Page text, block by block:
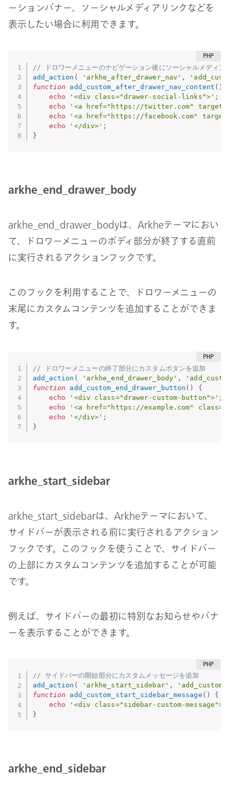
ーションバナー、ソーシャルメディアリンクなどを
表示したい場合に利用できます。
// ドロワーメニューのナビゲーション後にソーシャルメディア
add_action ( 'arkhe_after_drawer_nav' ,
function
add_custom_after_drawer_nav_content ( )
echo
'<div class="drawer-social-links">' ;
echo
'<a href="https://twitter.com"
echo
'<a href="https://facebook.com"
echo
'</div>' ;
}
arkhe_end_drawer_body
arkhe_end_drawer_bodyは、Arkheテーマにおい
て、ドロワーメニューのボディ部分が終了する直前
に実行されるアクションフックです。
このフックを利用することで、ドロワーメニューの
末尾にカスタムコンテンツを追加することができま
す。
// ドロワーメニューの終了部分にカスタムボタンを追加
add_action ( 'arkhe_end_drawer_body' ,
function
add_custom_end_drawer_button ( )
{
echo
'<div class="drawer-custom-button">' ;
echo
'<a href="https://example.com"
echo
'</div>' ;
}
arkhe_start_sidebar
arkhe_start_sidebarは、Arkheテーマにおいて、
サイドバーが表示される前に実行されるアクション
フックです。このフックを使うことで、サイドバー
の上部にカスタムコンテンツを追加することが可能
です。
例えば、サイドバーの最初に特別なお知らせやバナ
ーを表示することができます。
// サイドバーの開始部分にカスタムメッセージを追加
add_action ( 'arkhe_start_sidebar' ,
function
add_custom_start_sidebar_message ( )
{
echo
'<div class="sidebar-custom-message">特
}
arkhe_end_sidebar